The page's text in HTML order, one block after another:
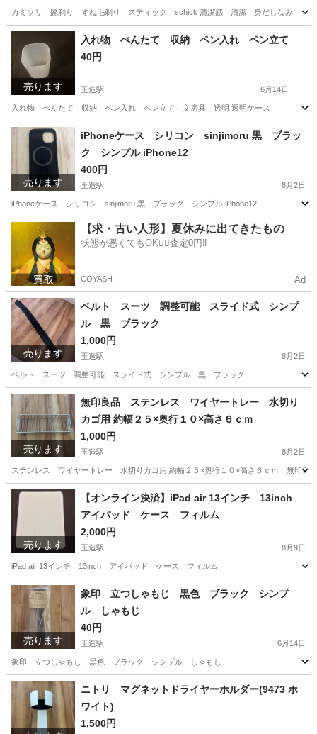
カミソリ 髭剃り すね毛剃り スティック schick 清潔感 清潔 身だしなみ
大阪 大阪市 玉造駅 その他 カミソリ
売ります
入れ物 ぺんたて 収納 ペン入れ ペン立て
40円
玉造駅 6月14日
入れ物 ぺんたて 収納 ペン入れ ペン立て 文房具 透明 透明ケース
大阪 大阪市 文房具
売ります
iPhoneケース シリコン sinjimoru 黒 ブラッ
ク シンプル iPhone12
400円
玉造駅 8月2日
iPhoneケース シリコン sinjimoru 黒 ブラック シンプル iPhone12
玉造駅 携帯アクセサリー ケース
【求・古い人形】夏休みに出てきたもの
状態が悪くてもOK🙆‍♀️査定0円‼️
COYASH Ad
売ります
ベルト スーツ 調整可能 スライド式 シンプ
ル 黒 ブラック
1,000円
玉造駅 8月2日
ベルト スーツ 調整可能 スライド式 シンプル 黒 ブラック
大阪 大阪市 玉造駅
売ります
無印良品 ステンレス ワイヤートレー 水切り
カゴ用 約幅２５×奥行１０×高さ６ｃｍ
1,000円
玉造駅 8月2日
ステンレス ワイヤートレー 水切りカゴ用 約幅２５×奥行１０×高さ６ｃｍ 無印良品
大阪 大阪市 玉造駅 その他
売ります
【オンライン決済】iPad air 13インチ 13inch
アイパッド ケース フィルム
2,000円
玉造駅 8月9日
iPad air 13インチ 13inch アイパッド ケース フィルム
大阪 大阪市 玉造駅 その他
売ります
象印 立つしゃもじ 黒色 ブラック シンプ
ル しゃもじ
40円
玉造駅 6月14日
象印 立つしゃもじ 黒色 ブラック シンプル しゃもじ
大阪 大阪市 玉造駅 調理器具 象印
ニトリ マグネットドライヤーホルダー(9473 ホ
ワイト)
1,500円